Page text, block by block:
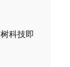
科技即